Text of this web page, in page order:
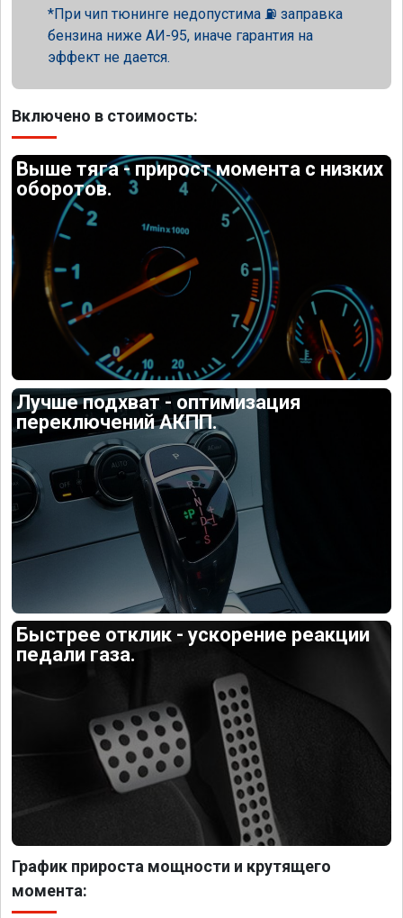
При чип тюнинге недопустима ⛽ заправка
бензина ниже АИ-95, иначе гарантия на
эффект не дается.
Включено в стоимость:
Выше тяга - прирост момента с низких
оборотов.
Лучше подхват - оптимизация
переключений АКПП.
Быстрее отклик - ускорение реакции
педали газа.
График прироста мощности и крутящего
момента: